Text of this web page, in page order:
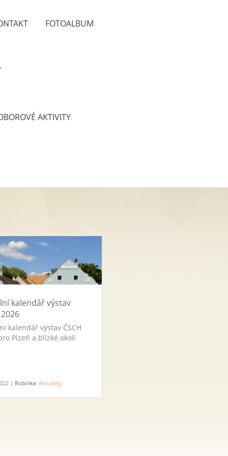
FOTOALBUM
AKTIVITY
kalendář výstav
2026
kalendář výstav ČSCH
Plzeň a blízké okolí
| Rubrika: Aktuality